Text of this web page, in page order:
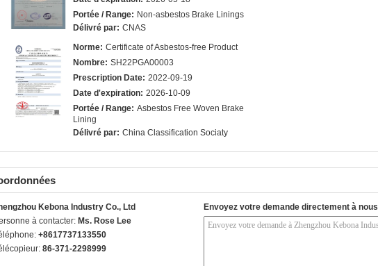
Portée / Range: Non-asbestos Brake Linings
Délivré par: CNAS
Norme: Certificate of Asbestos-free Product
Nombre: SH22PGA00003
Prescription Date: 2022-09-19
Date d'expiration: 2026-10-09
Portée / Range: Asbestos Free Woven Brake
Lining
Délivré par: China Classification Sociaty
Kebona Industry Co., Ltd
à contacter: Ms. Rose Lee
+8617737133550
86-371-2298999
Envoyez votre demande directement à nous